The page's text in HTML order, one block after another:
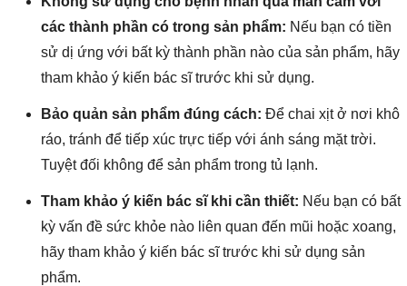
các thành phần có trong sản phẩm: Nếu bạn có tiền
sử dị ứng với bất kỳ thành phần nào của sản phẩm, hãy
tham khảo ý kiến bác sĩ trước khi sử dụng.
Bảo quản sản phẩm đúng cách: Để chai xịt ở nơi khô
ráo, tránh để tiếp xúc trực tiếp với ánh sáng mặt trời.
Tuyệt đối không để sản phẩm trong tủ lạnh.
Tham khảo ý kiến bác sĩ khi cần thiết: Nếu bạn có bất
kỳ vấn đề sức khỏe nào liên quan đến mũi hoặc xoang,
hãy tham khảo ý kiến bác sĩ trước khi sử dụng sản
phẩm.